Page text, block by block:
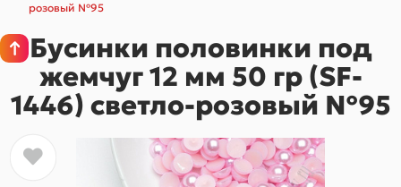
розовый №95
Бусинки половинки под
жемчуг 12 мм 50 гр (SF-
1446) светло-розовый №95